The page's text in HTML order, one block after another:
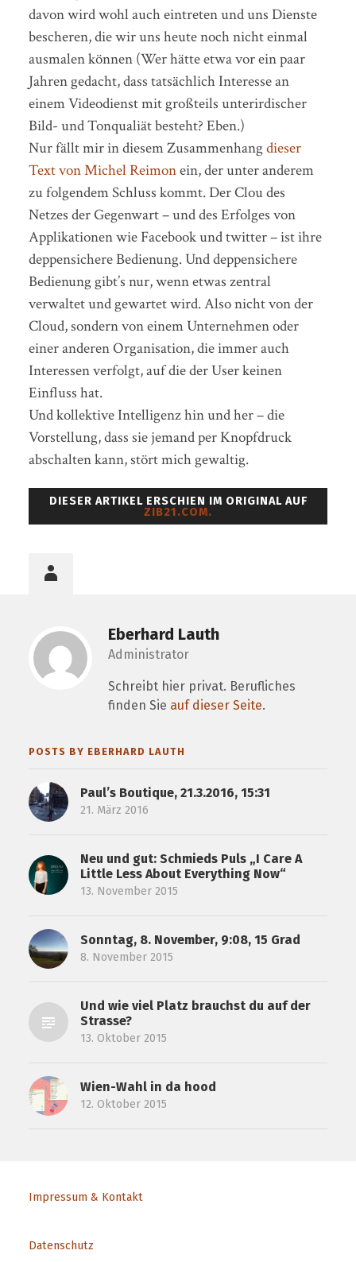
davon wird wohl auch eintreten und uns Dienste
bescheren, die wir uns heute noch nicht einmal
ausmalen können (Wer hätte etwa vor ein paar
Jahren gedacht, dass tatsächlich Interesse an
einem Videodienst mit großteils unterirdischer
Bild- und Tonqualiät besteht? Eben.)
Nur fällt mir in diesem Zusammenhangdieser
Text von Michel Reimonein, der unter anderem
zu folgendem Schluss kommt. Der Clou des
Netzes der Gegenwart – und des Erfolges von
Applikationen wie Facebook und twitter – ist ihre
deppensichere Bedienung. Und deppensichere
Bedienung gibt’s nur, wenn etwas zentral
verwaltet und gewartet wird. Also nicht von der
Cloud, sondern von einem Unternehmen oder
einer anderen Organisation, die immer auch
Interessen verfolgt, auf die der User keinen
Einfluss hat.
Und kollektive Intelligenz hin und her – die
Vorstellung, dass sie jemand per Knopfdruck
abschalten kann, stört mich gewaltig.
DIESER ARTIKEL ERSCHIEN IM ORIGINAL AUF
ZIB21.COM.
Eberhard Lauth
Administrator
Schreibt hier privat. Berufliches
finden Sie auf dieser Seite.
POSTS BY EBERHARD LAUTH
Paul’s Boutique, 21.3.2016, 15:31
21. März 2016
Neu und gut: Schmieds Puls „I Care A
Little Less About Everything Now“
13. November 2015
Sonntag, 8. November, 9:08, 15 Grad
8. November 2015
Und wie viel Platz brauchst du auf der
Strasse?
13. Oktober 2015
Wien-Wahl in da hood
12. Oktober 2015
Impressum & Kontakt
Datenschutz